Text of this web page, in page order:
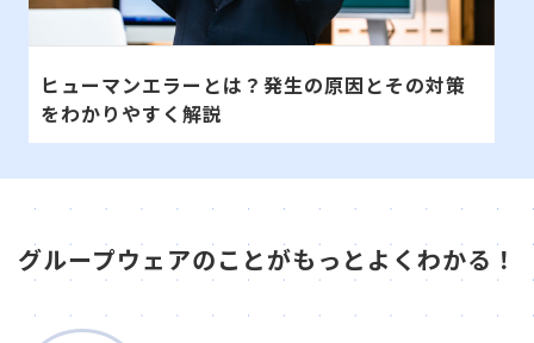
ヒューマンエラーとは？発生の原因とその対策
をわかりやすく解説
グループウェアのことがもっとよくわかる！